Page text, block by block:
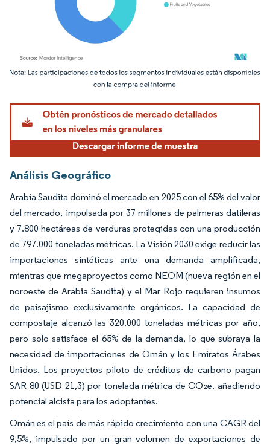
Imagen © Mordor Intelligence. El uso requiere atribución según CC BY 4.0.
Análisis Geográfico
Arabia Saudita dominó el mercado en 2025 con el 65% del valor
del mercado, impulsada por 37 millones de palmeras datileras
y 7.800 hectáreas de verduras protegidas con una producción
de 797.000 toneladas métricas. La Visión 2030 exige reducir las
importaciones sintéticas ante una demanda amplificada,
mientras que megaproyectos como NEOM (nueva región en el
noroeste de Arabia Saudita) y el Mar Rojo requieren insumos
de paisajismo exclusivamente orgánicos. La capacidad de
compostaje alcanzó las 320.000 toneladas métricas por año,
pero solo satisface el 65% de la demanda, lo que subraya la
necesidad de importaciones de Omán y los Emiratos Árabes
Unidos. Los proyectos piloto de créditos de carbono pagan
SAR 80 (USD 21,3) por tonelada métrica de CO₂e, añadiendo
potencial alcista para los adoptantes.
Omán es el país de más rápido crecimiento con una CAGR del
9,5%, impulsado por un gran volumen de exportaciones de